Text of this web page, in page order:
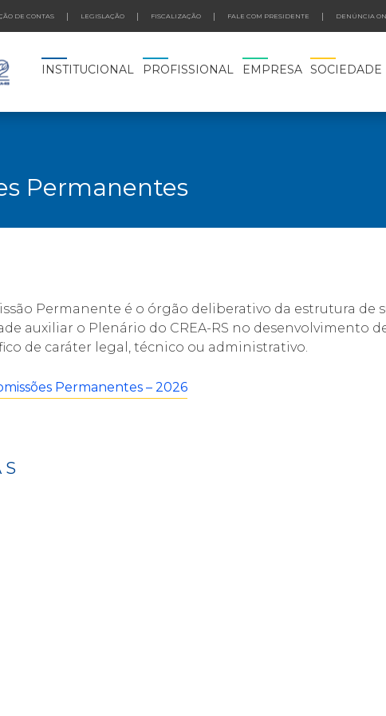
DE CONTAS LEGISLAÇÃO FISCALIZAÇÃO FALE COM PRESIDENTE DENÚNCIA
INSTITUCIONAL PROFISSIONAL EMPRESA SOCIEDADE
Permanentes
Permanente é o órgão deliberativo da estrutura
auxiliar o Plenário do CREA-RS no desenvolvimento
de caráter legal, técnico ou administrativo.
Permanentes – 2026